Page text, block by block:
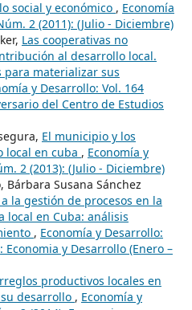
social y económico , Economía
2 (2011): (Julio - Diciembre)
Las cooperativas no
al desarrollo local.
para materializar sus
y Desarrollo: Vol. 164
del Centro de Estudios
El municipio y los
local en cuba , Economía y
2 (2013): (Julio - Diciembre)
Bárbara Susana Sánchez
la gestión de procesos en la
en Cuba: análisis
, Economía y Desarrollo:
Economia y Desarrollo (Enero –
productivos locales en
desarrollo , Economía y